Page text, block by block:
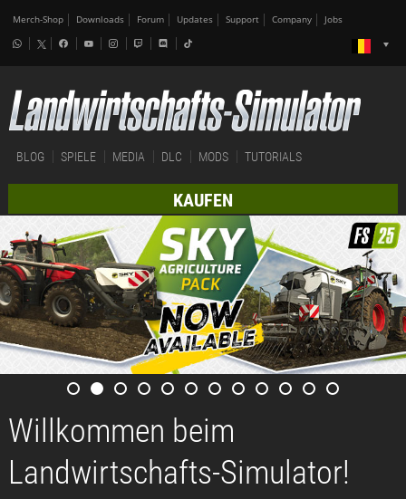
Merch-Shop Downloads Forum Updates Support Company Jobs
BLOG SPIELE MEDIA DLC MODS TUTORIALS
KAUFEN
Willkommen beim
Landwirtschafts-Simulator!